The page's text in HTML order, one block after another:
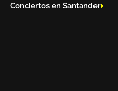
Conciertos en Santander